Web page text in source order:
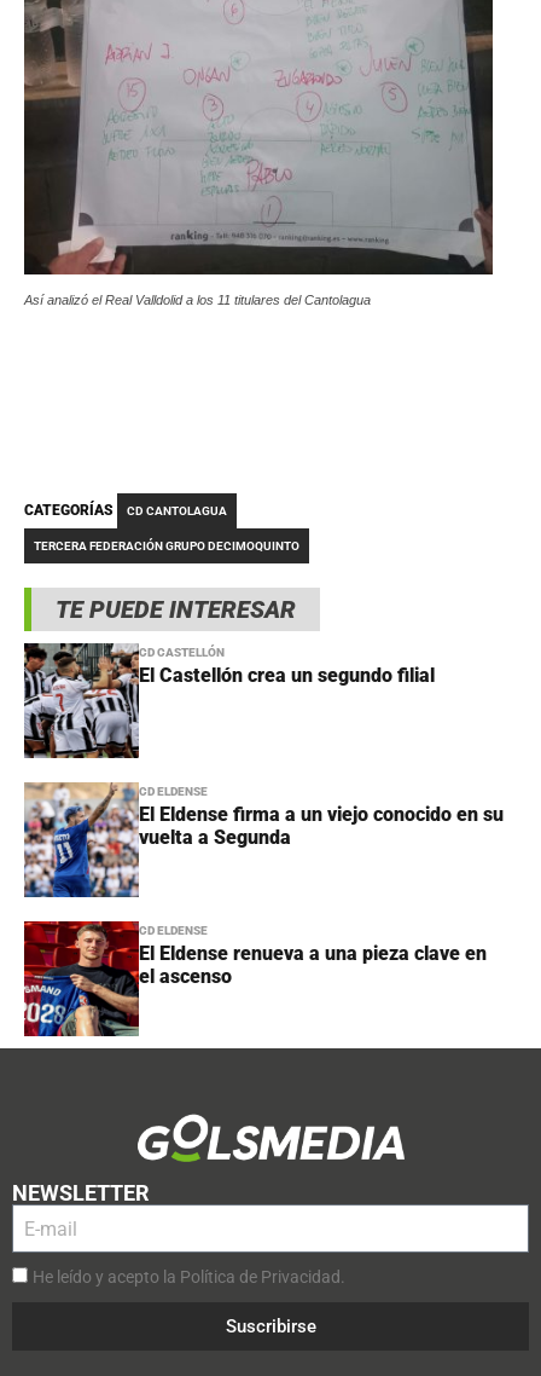
TE PUEDE INTERESAR
CD CASTELLÓN
El Castellón crea un segundo filial
CD ELDENSE
El Eldense firma a un viejo conocido en su
vuelta a Segunda
CD ELDENSE
El Eldense renueva a una pieza clave en
el ascenso
Así analizó el Real Valldolid a los 11 titulares del Cantolagua
CATEGORÍAS CD CANTOLAGUA
TERCERA FEDERACIÓN GRUPO DECIMOQUINTO
NEWSLETTER
He leído y acepto la Política de Privacidad.
Suscribirse